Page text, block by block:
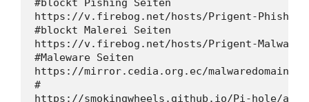
#blockt Pishing Seiten
https://v.firebog.net/hosts/Prigent-
#blockt Malerei Seiten
https://v.firebog.net/hosts/Prigent-
#Maleware Seiten
https://mirror.cedia.org.ec/malwaredomains/
#
https://smokingwheels.github.io/Pi-hole/